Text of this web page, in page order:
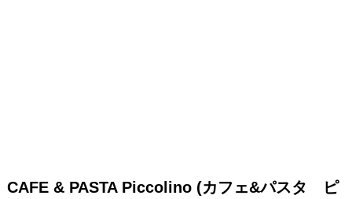
CAFE & PASTA Piccolino (カフェ&パスタ ピ